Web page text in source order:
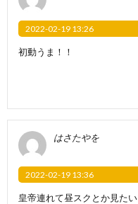
2022-02-19 13:26
初動うま！！
はさたやを
2022-02-19 13:36
皇帝連れて昼スクとか見たい